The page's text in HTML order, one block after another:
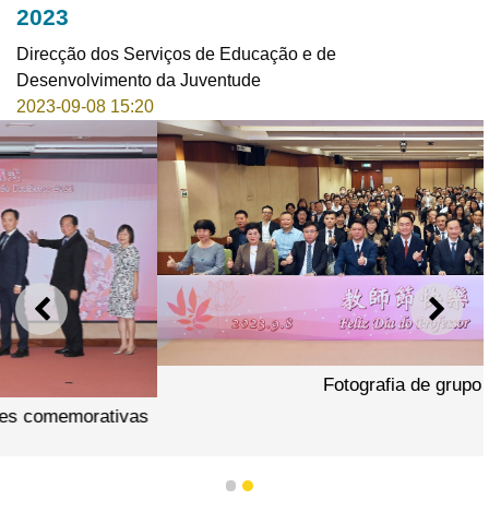
2023
Direcção dos Serviços de Educação e de
Desenvolvimento da Juventude
2023-09-08 15:20
ANTERIOR
1 2